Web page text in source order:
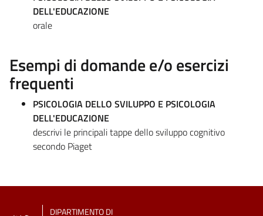
DELL'EDUCAZIONE
orale
Esempi di domande e/o esercizi
frequenti
PSICOLOGIA DELLO SVILUPPO E PSICOLOGIA
DELL'EDUCAZIONE
descrivi le principali tappe dello sviluppo cognitivo
secondo Piaget
DIPARTIMENTO DI